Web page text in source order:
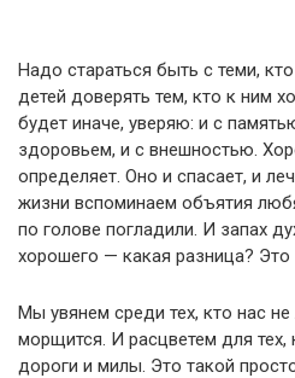
Надо стараться быть с теми,
детей доверять тем, кто к ним
будет иначе, уверяю: и с
здоровьем, и с внешностью.
определяет. Оно и спасает, и
жизни вспоминаем объятия
по голове погладили. И запах
хорошего — какая разница? Это
Мы увянем среди тех, кто нас
морщится. И расцветем для
дороги и милы. Это такой